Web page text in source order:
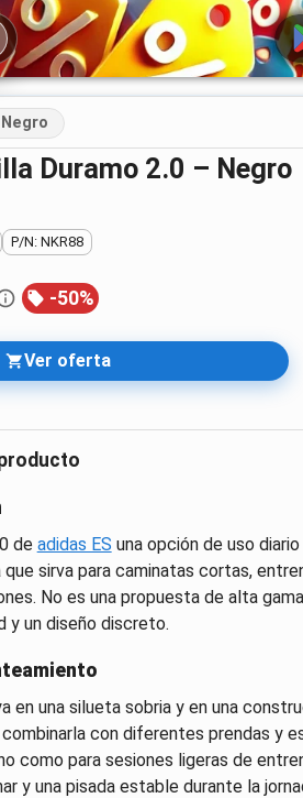
Duramo 2.0 – Negro
P/N: NKR88
-50%
Ver oferta
de adidas ES una opción de uso
que sirva para caminatas cortas,
No es una propuesta de alta
y un diseño discreto.
en una silueta sobria y en una
con diferentes prendas y
como para sesiones ligeras de
y una pisada estable durante la